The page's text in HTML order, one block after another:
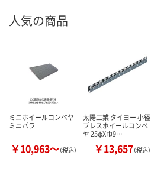
人気の商品
ミニホイールコンベヤ
ミニパラ
￥10,963～（税込）
太陽工業 タイヨー 小径
プレスホイールコンベ
ヤ 25φX巾9…
￥13,657（税込）